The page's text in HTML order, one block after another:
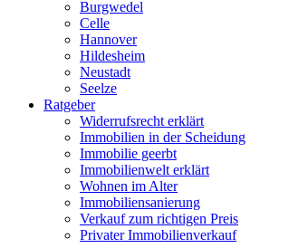
Burgwedel
Celle
Hannover
Hildesheim
Neustadt
Seelze
Ratgeber
Widerrufsrecht erklärt
Immobilien in der Scheidung
Immobilie geerbt
Immobilienwelt erklärt
Wohnen im Alter
Immobiliensanierung
Verkauf zum richtigen Preis
Privater Immobilienverkauf